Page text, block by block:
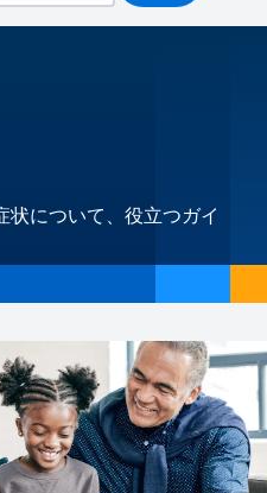
状について、役立つガイ